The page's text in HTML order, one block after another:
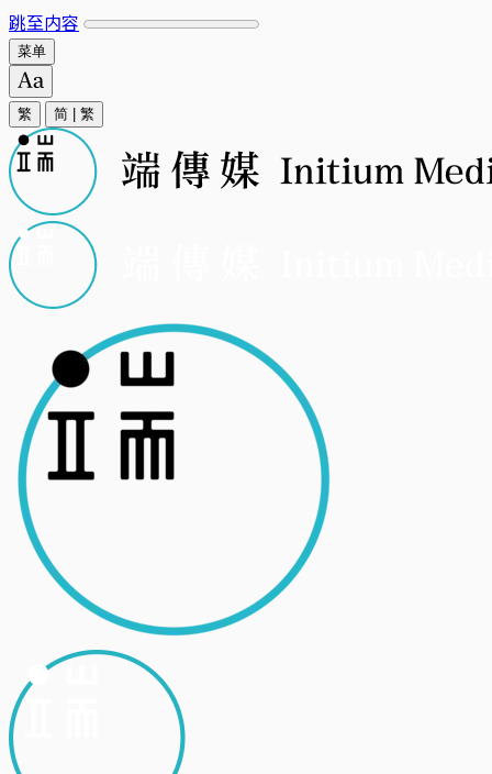
跳至内容
菜单
繁 简 繁